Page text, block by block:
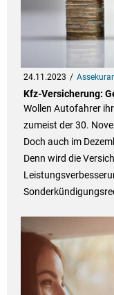
24.11.2023
Kfz-Versicherung:
Wollen Autofahrer
zumeist der 30.
Doch auch im
Denn wird die